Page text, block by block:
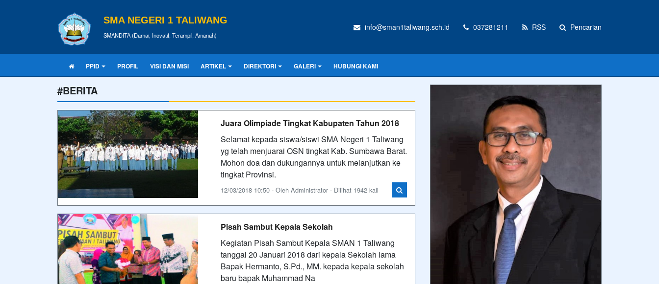
SMA NEGERI 1 TALIWANG
SMANDITA (Damai, Inovatif, Terampil, Amanah)
info@sman1taliwang.sch.id 037281211 RSS Pencarian
PPID PROFIL VISI DAN MISI ARTIKEL DIREKTORI GALERI HUBUNGI KAMI
#BERITA
Juara Olimpiade Tingkat Kabupaten Tahun 2018
Selamat kepada siswa/siswi SMA Negeri 1 Taliwang
yg telah menjuarai OSN tingkat Kab. Sumbawa Barat.
Mohon doa dan dukungannya untuk melanjutkan ke
tingkat Provinsi.
12/03/2018 10:50 - Oleh Administrator - Dilihat 1942 kali
Pisah Sambut Kepala Sekolah
Kegiatan Pisah Sambut Kepala SMAN 1 Taliwang
tanggal 20 Januari 2018 dari kepala Sekolah lama
Bapak Hermanto, S.Pd., MM. kepada kepala sekolah
baru bapak Muhammad Na